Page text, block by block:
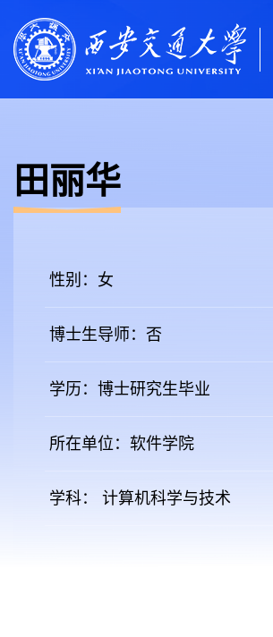
田丽华
性别：女
博士生导师：否
学历：博士研究生毕业
所在单位：软件学院
学科： 计算机科学与技术